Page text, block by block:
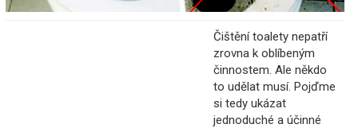
Čištění toalety nepatří
zrovna k oblíbeným
činnostem. Ale někdo
to udělat musí. Pojďme
si tedy ukázat
jednoduché a účinné